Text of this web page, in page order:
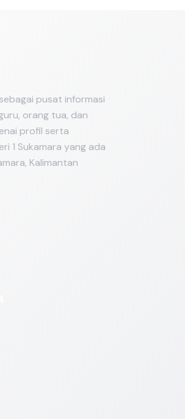
pusat informasi
orang tua, dan
profil serta
1 Sukamara yang ada
Kalimantan